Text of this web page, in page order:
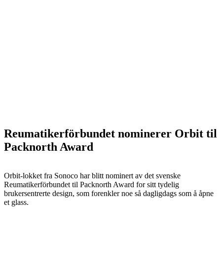
Reumatikerförbundet nominerer Orbit til
Packnorth Award
Orbit-lokket fra Sonoco har blitt nominert av det svenske
Reumatikerförbundet til Packnorth Award for sitt tydelig
brukersentrerte design, som forenkler noe så dagligdags som å åpne
et glass.